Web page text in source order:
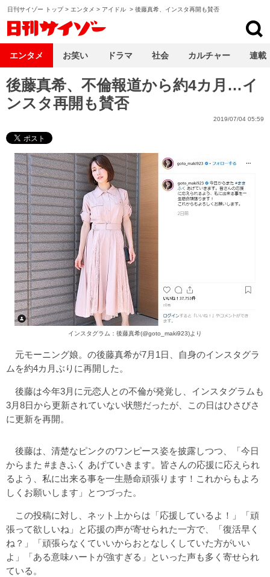
日刊サイゾー トップ> エンタメ > アイドル > 後藤真希、インスタ再開も賛否
後藤真希、不倫報道から約4カ月…イ
ンスタ再開も賛否
2019/07/04 05:59
インスタグラム：後藤真希(@goto_maki923)より
元モーニング娘。の後藤真希が7月1日、自身のインスタグラ
ムを約4カ月ぶりに再開した。
後藤は今年3月に元恋人との不倫が発覚し、インスタグラムも
3月8日から更新されていない状態だったが、この日はひさびさ
に更新を再開。
後藤は、清楚なピンクのワンピース姿を披露しつつ、「今日
からまた #まきふく あげていきます。皆さんの応援に応えられ
るよう、私に出来る事を一生懸命頑張ります！これからもよろ
しくお願いします」とつづった。
この投稿に対し、ネット上からは「応援しているよ！」「頑
張って欲しいね」と応援の声が寄せられた一方で、「復活早く
ね？」「頑張らなくていいからおとなしくしていた方がいい
よ」「ある意味ハートが強すぎる」といった声も多く寄せられ
ている。
エンタメ お笑い ドラマ 社会 カルチャー 連載